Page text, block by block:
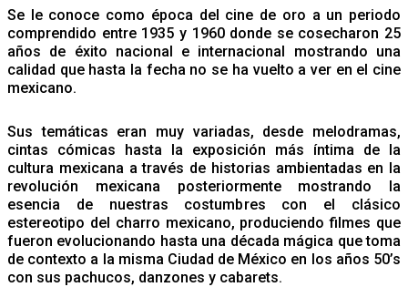
Se le conoce como época del cine de oro a un periodo
comprendido entre 1935 y 1960 donde se cosecharon 25
años de éxito nacional e internacional mostrando una
calidad que hasta la fecha no se ha vuelto a ver en el cine
mexicano.
Sus temáticas eran muy variadas, desde melodramas,
cintas cómicas hasta la exposición más íntima de la
cultura mexicana a través de historias ambientadas en la
revolución mexicana posteriormente mostrando la
esencia de nuestras costumbres con el clásico
estereotipo del charro mexicano, produciendo filmes que
fueron evolucionando hasta una década mágica que toma
de contexto a la misma Ciudad de México en los años 50’s
con sus pachucos, danzones y cabarets.